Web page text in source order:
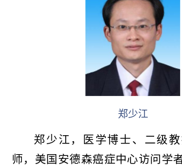
省级人才
博士研究生导师
郑少江
郑少江，医学博士、二级
师，美国安德森癌症中心访问学